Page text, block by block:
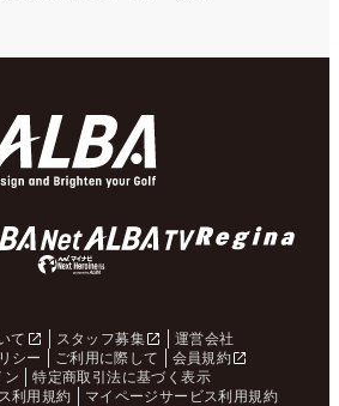
て スタッフ募集
運営会社
シー
ご利用に際して
会員規約
ン
特定商取引法に基づく表示
利用規約
マイページサービス利用規約